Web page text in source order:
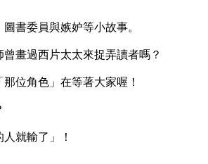
委員與嫉妒等小故事。
畫過西片太太來捉弄讀者嗎？
位角色」在等著大家喔！
就輸了」！